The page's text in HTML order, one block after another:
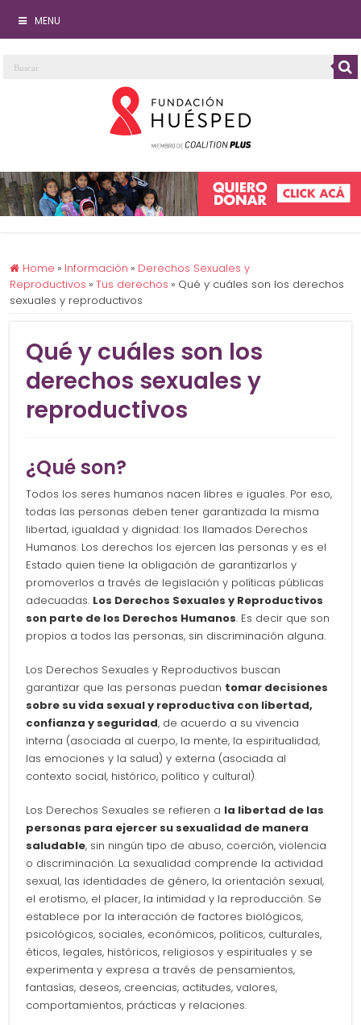
MENU
Home » Información » Derechos Sexuales y
Reproductivos » Tus derechos » Qué y cuáles son los derechos
sexuales y reproductivos
Qué y cuáles son los
derechos sexuales y
reproductivos
¿Qué son?
Todos los seres humanos nacen libres e iguales. Por eso,
todas las personas deben tener garantizada la misma
libertad, igualdad y dignidad: los llamados Derechos
Humanos. Los derechos los ejercen las personas y es el
Estado quien tiene la obligación de garantizarlos y
promoverlos a través de legislación y políticas públicas
adecuadas. Los Derechos Sexuales y Reproductivos
son parte de los Derechos Humanos. Es decir que son
propios a todos las personas, sin discriminación alguna.
Los Derechos Sexuales y Reproductivos buscan
garantizar que las personas puedan tomar decisiones
sobre su vida sexual y reproductiva con libertad,
confianza y seguridad, de acuerdo a su vivencia
interna (asociada al cuerpo, la mente, la espiritualidad,
las emociones y la salud) y externa (asociada al
contexto social, histórico, político y cultural).
Los Derechos Sexuales se refieren a la libertad de las
personas para ejercer su sexualidad de manera
saludable, sin ningún tipo de abuso, coerción, violencia
o discriminación. La sexualidad comprende la actividad
sexual, las identidades de género, la orientación sexual,
el erotismo, el placer, la intimidad y la reproducción. Se
establece por la interacción de factores biológicos,
psicológicos, sociales, económicos, políticos, culturales,
éticos, legales, históricos, religiosos y espirituales y se
experimenta y expresa a través de pensamientos,
fantasías, deseos, creencias, actitudes, valores,
comportamientos, prácticas y relaciones.